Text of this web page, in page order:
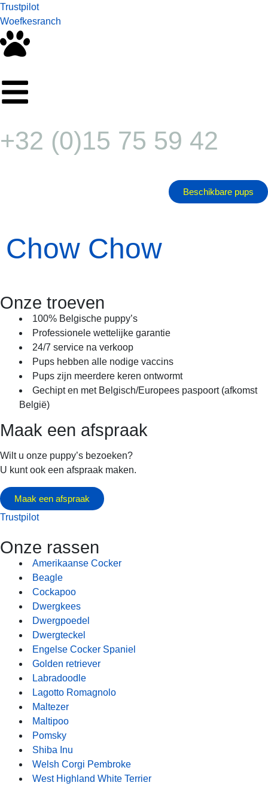
Trustpilot
Woefkesranch
+32 (0)15 75 59 42
Beschikbare pups
Chow Chow
Onze troeven
100% Belgische puppy’s
Professionele wettelijke garantie
24/7 service na verkoop
Pups hebben alle nodige vaccins
Pups zijn meerdere keren ontwormt
Gechipt en met Belgisch/Europees paspoort (afkomst
België)
Maak een afspraak
Wilt u onze puppy’s bezoeken?
U kunt ook een afspraak maken.
Maak een afspraak
Trustpilot
Onze rassen
Amerikaanse Cocker
Beagle
Cockapoo
Dwergkees
Dwergpoedel
Dwergteckel
Engelse Cocker Spaniel
Golden retriever
Labradoodle
Lagotto Romagnolo
Maltezer
Maltipoo
Pomsky
Shiba Inu
Welsh Corgi Pembroke
West Highland White Terrier